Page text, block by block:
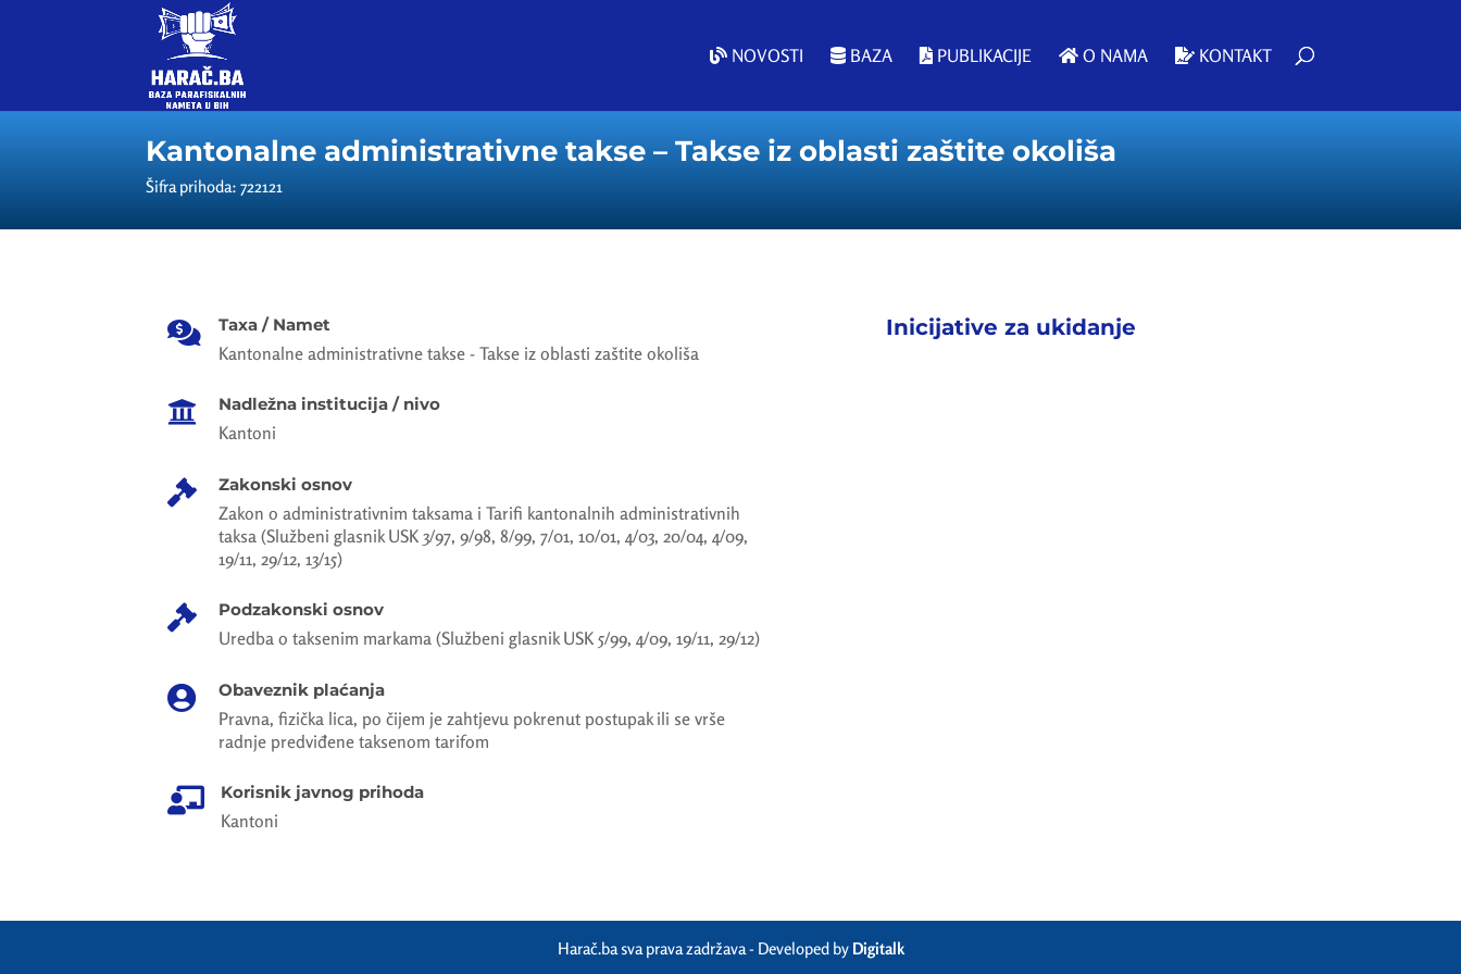
NOVOSTI BAZA PUBLIKACIJE O NAMA KONTAKT
Kantonalne administrativne takse – Takse iz oblasti zaštite okoliša
Šifra prihoda: 722121
 Taxa / Namet
Kantonalne administrativne takse - Takse iz oblasti zaštite okoliša
 Nadležna institucija / nivo
Kantoni
 Zakonski osnov
Zakon o administrativnim taksama i Tarifi kantonalnih administrativnih
taksa (Službeni glasnik USK 3/97, 9/98, 8/99, 7/01, 10/01, 4/03, 20/04, 4/09,
19/11, 29/12, 13/15)
 Podzakonski osnov
Uredba o taksenim markama (Službeni glasnik USK 5/99, 4/09, 19/11, 29/12)
 Obaveznik plaćanja
Pravna, fizička lica, po čijem je zahtjevu pokrenut postupak ili se vrše
radnje predviđene taksenom tarifom
 Korisnik javnog prihoda
Kantoni
Inicijative za ukidanje
Harač.ba sva prava zadržava - Developed byDigitalk